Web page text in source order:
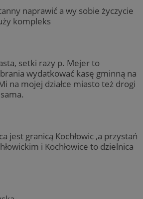
naprawić a wy sobie życzycie
kompleks
setki razy p. Mejer to
wydatkować kasę gminną na
na mojej działce miasto też drogi
jest granicą Kochłowic ,a przystań
i Kochłowice to dzielnica